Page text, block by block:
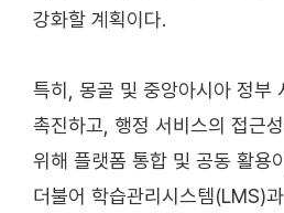
강화할 계획이다.
특히, 몽골 및 중앙아시아 정부
촉진하고, 행정 서비스의 접근
위해 플랫폼 통합 및 공동 활용
더불어 학습관리시스템(LMS)